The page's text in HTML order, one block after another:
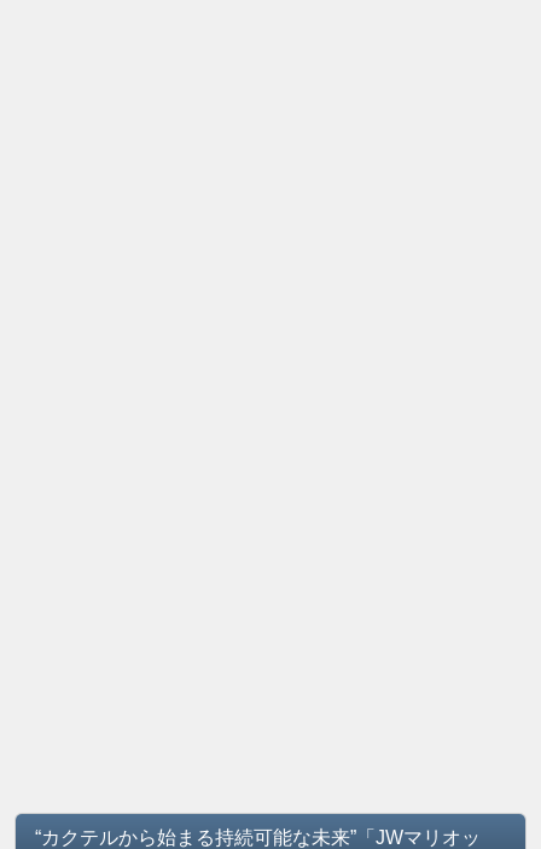
“カクテルから始まる持続可能な未来”「JWマリオッ